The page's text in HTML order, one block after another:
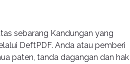
sebarang Kandungan yang
DeftPDF. Anda atau pemberi
paten, tanda dagangan dan hak